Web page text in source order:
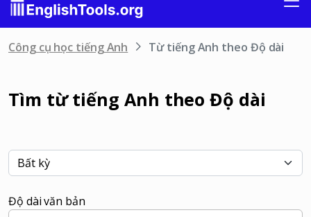
Công cụ học tiếng Anh Từ tiếng Anh theo Độ dài
Tìm từ tiếng Anh theo Độ dài
Độ dài văn bản